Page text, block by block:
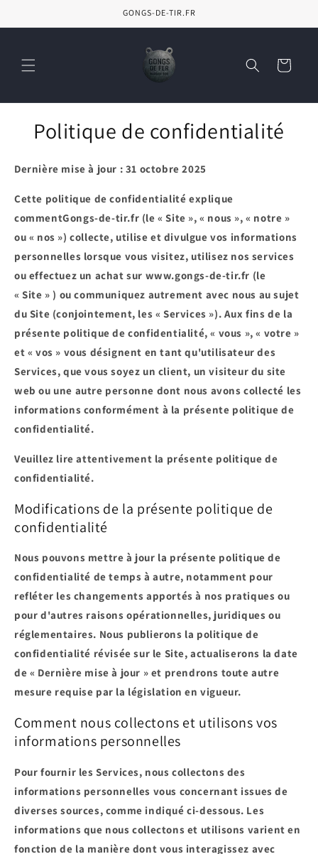
au
GONGS-DE-TIR.FR
Panier
Politique de confidentialité
Dernière mise à jour : 31 octobre 2025
Cette politique de confidentialité explique
commentGongs-de-tir.fr (le « Site », « nous », « notre »
ou « nos ») collecte, utilise et divulgue vos informations
personnelles lorsque vous visitez, utilisez nos services
ou effectuez un achat sur www.gongs-de-tir.fr (le
« Site » ) ou communiquez autrement avec nous au sujet
du Site (conjointement, les « Services »). Aux fins de la
présente politique de confidentialité, « vous », « votre »
et « vos » vous désignent en tant qu'utilisateur des
Services, que vous soyez un client, un visiteur du site
web ou une autre personne dont nous avons collecté les
informations conformément à la présente politique de
confidentialité.
Veuillez lire attentivement la présente politique de
confidentialité.
Modifications de la présente politique de
confidentialité
Nous pouvons mettre à jour la présente politique de
confidentialité de temps à autre, notamment pour
refléter les changements apportés à nos pratiques ou
pour d'autres raisons opérationnelles, juridiques ou
réglementaires. Nous publierons la politique de
confidentialité révisée sur le Site, actualiserons la date
de « Dernière mise à jour » et prendrons toute autre
mesure requise par la législation en vigueur.
Comment nous collectons et utilisons vos
informations personnelles
Pour fournir les Services, nous collectons des
informations personnelles vous concernant issues de
diverses sources, comme indiqué ci-dessous. Les
informations que nous collectons et utilisons varient en
fonction de la manière dont vous interagissez avec